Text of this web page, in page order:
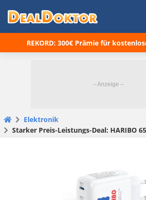
REKORD: 300€ Prämie für
Elektronik
Starker Preis-Leistungs-Deal: HARIBO 65W GaN-Ladegerät für 11,38€ statt 20€!